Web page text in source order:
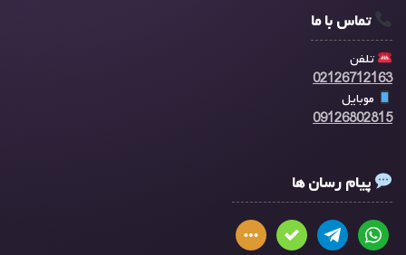
تماس با ما
تلفن
02126712163
موبایل
09126802815
پیام رسان ها